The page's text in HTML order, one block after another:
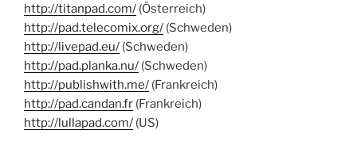
http://titanpad.com/ (Österreich)
http://pad.telecomix.org/ (Schweden)
http://livepad.eu/ (Schweden)
http://pad.planka.nu/ (Schweden)
http://publishwith.me/ (Frankreich)
http://pad.candan.fr (Frankreich)
http://lullapad.com/ (US)